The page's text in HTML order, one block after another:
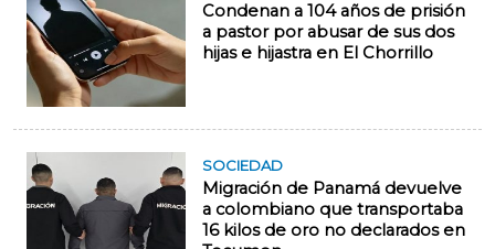
Condenan a 104 años de prisión
a pastor por abusar de sus dos
hijas e hijastra en El Chorrillo
SOCIEDAD
Migración de Panamá devuelve
a colombiano que transportaba
16 kilos de oro no declarados en